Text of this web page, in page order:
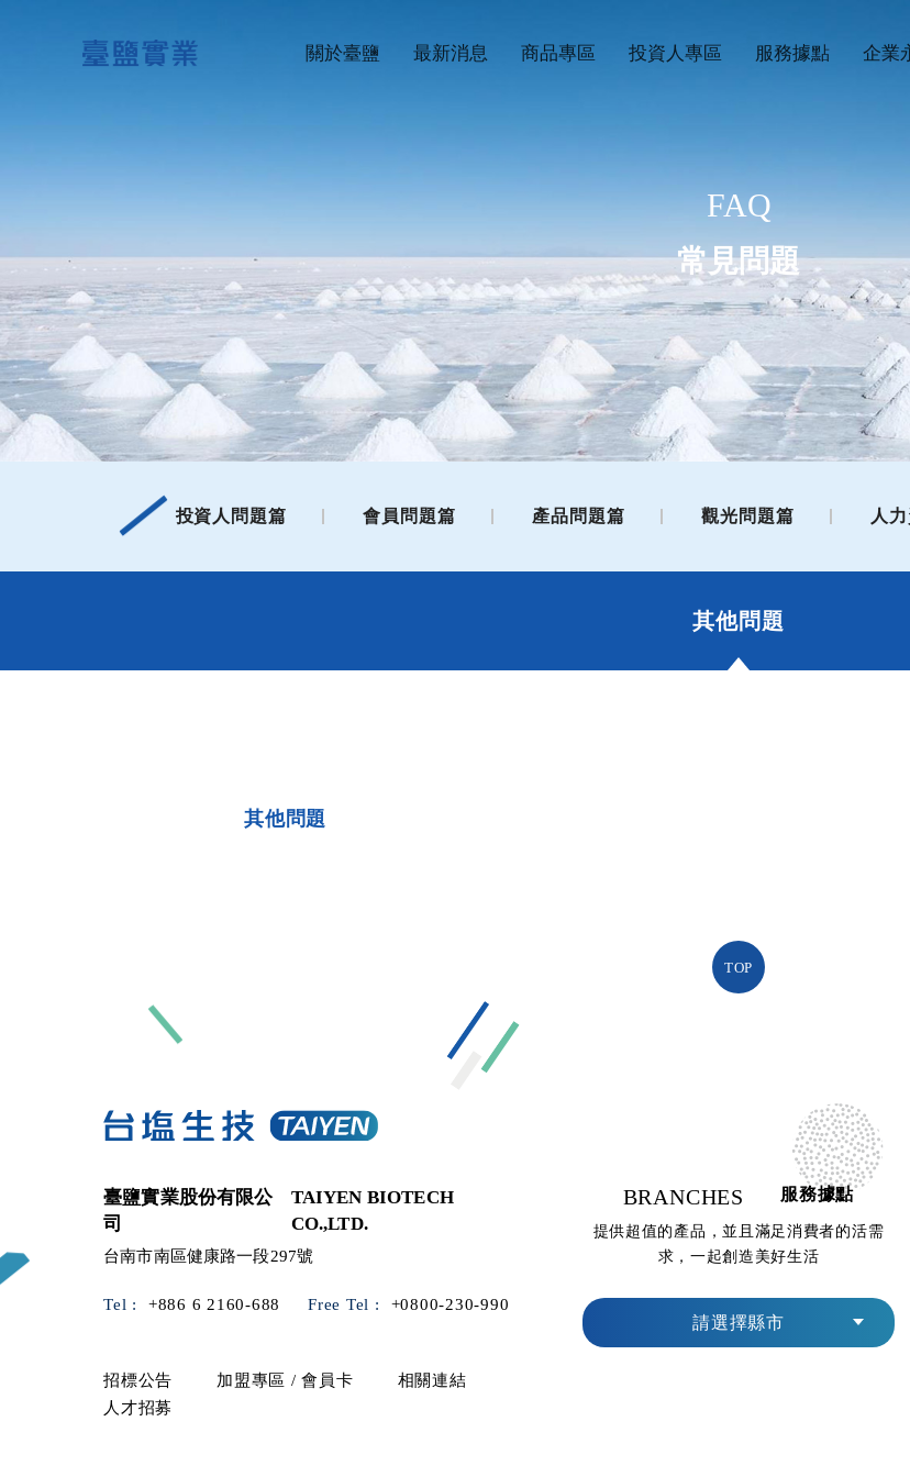
FAQ
常見問題
關於臺鹽 最新消息 商品專區 投資人專區 服務據點 企業
投資人問題篇 會員問題篇 產品問題篇 觀光問題篇 人
其他問題
其他問題
臺鹽實業股份有限公
司
TAIYEN BIOTECH
CO.,LTD.
台南市南區健康路一段297號
Tel : +886 6 2160-688 Free Tel : +0800-230-990
招標公告 加盟專區 / 會員卡
相關連結
人才招募
BRANCHES 服務據點
提供超值的產品，並且滿足消費者的活需
求，一起創造美好生活
請選擇縣市
TOP